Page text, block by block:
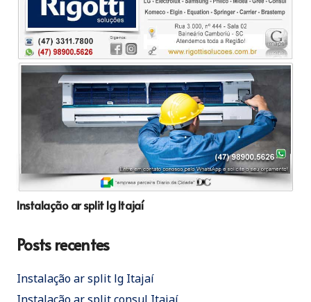
Instalação ar split lg Itajaí
Posts recentes
Instalação ar split lg Itajaí